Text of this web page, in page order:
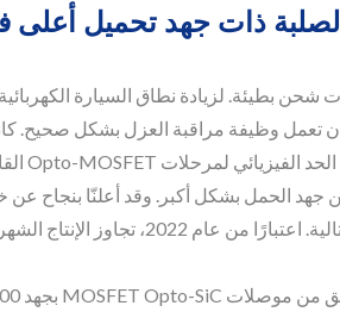
الصلبة ذات جهد تحميل أعلى
بطيئة. لزيادة نطاق السيارة